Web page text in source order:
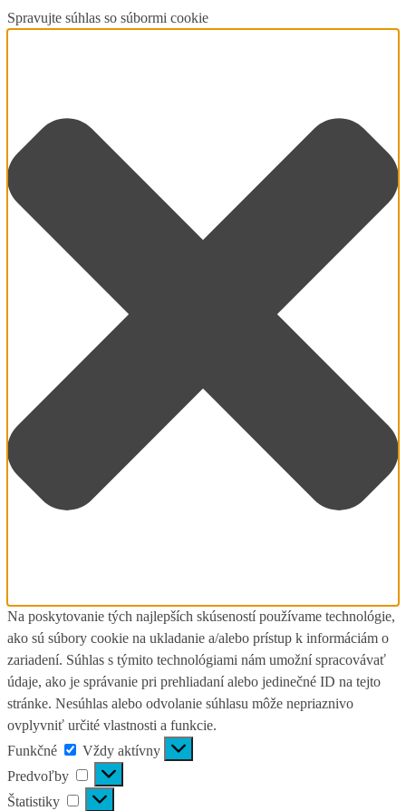
Spravujte súhlas so súbormi cookie
Na poskytovanie tých najlepších skúseností používame technológie,
ako sú súbory cookie na ukladanie a/alebo prístup k informáciám o
zariadení. Súhlas s týmito technológiami nám umožní spracovávať
údaje, ako je správanie pri prehliadaní alebo jedinečné ID na tejto
stránke. Nesúhlas alebo odvolanie súhlasu môže nepriaznivo
ovplyvniť určité vlastnosti a funkcie.
Funkčné
Vždy aktívny
Predvoľby
Štatistiky